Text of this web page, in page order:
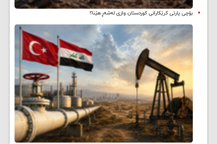
بۆچی پارتی کرێکارانی کوردستان وازی لەشەڕ هێنا؟